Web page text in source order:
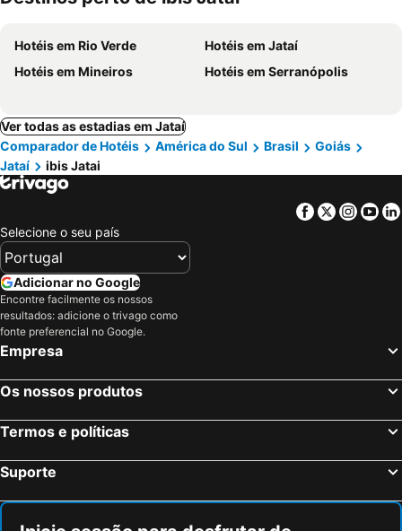
Hotéis em Rio Verde
Hotéis em Jataí
Hotéis em Mineiros
Hotéis em Serranópolis
Ver todas as estadias em Jataí
Comparador de Hotéis
América do Sul Brasil
Goiás
Jataí
ibis Jatai
Facebook
Twitter
Selecione o seu país
Adicionar no Google
Encontre facilmente os nossos
resultados: adicione o trivago como
fonte preferencial no Google.
Empresa
Os nossos produtos
Termos e políticas
Suporte